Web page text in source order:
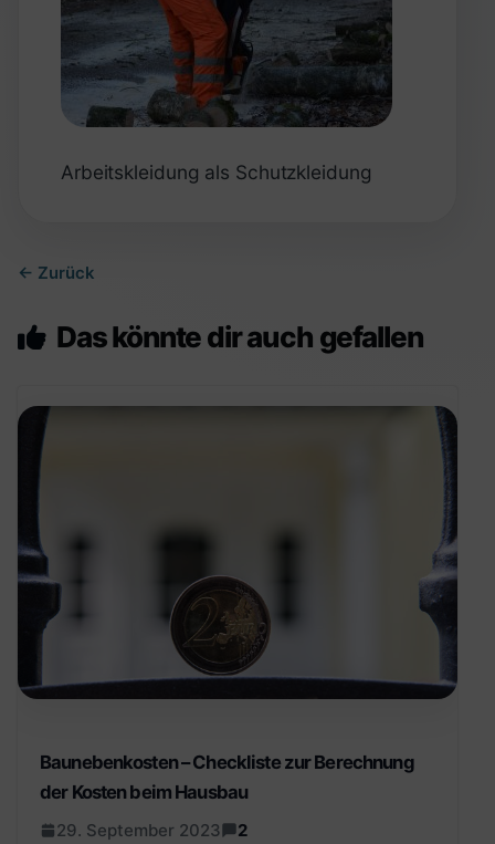
Arbeitskleidung als Schutzkleidung
← Zurück
Das könnte dir auch gefallen
Baunebenkosten – Checkliste zur Berechnung
der Kosten beim Hausbau
29. September 2023 2